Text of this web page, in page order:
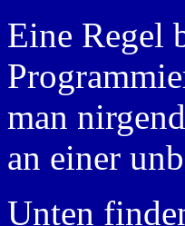
Eine
man
an einer
Unten